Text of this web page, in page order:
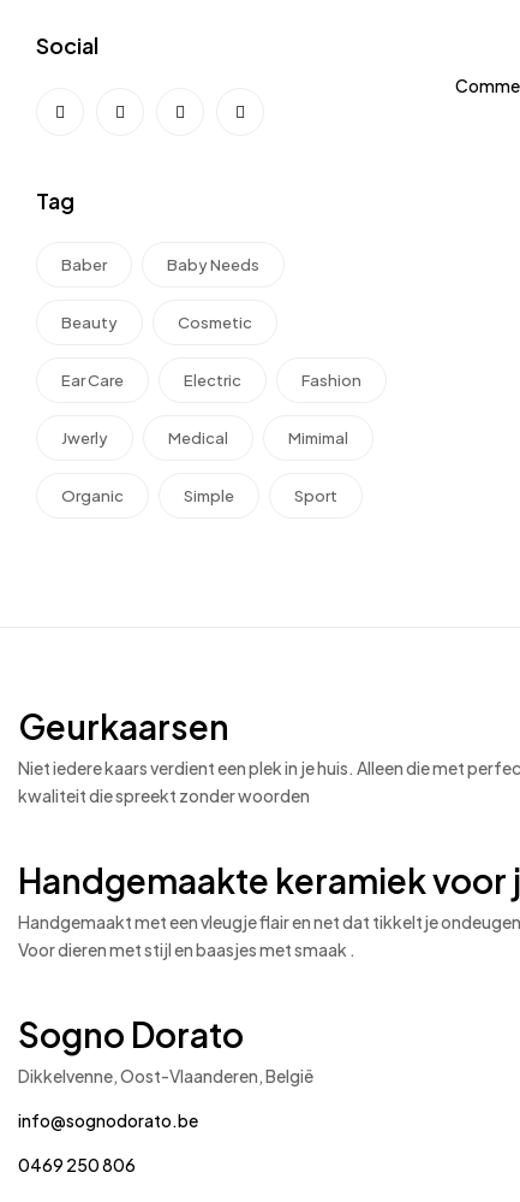
Social
Tag
Baber Baby Needs
Beauty Cosmetic
Ear Care Electric Fashion
Jwerly Medical Mimimal
Organic Simple Sport
Geurkaarsen
Niet iedere kaars verdient een plek in je huis. Alleen die met
kwaliteit die spreekt zonder woorden
Handgemaakte keramiek voor
Handgemaakt met een vleugje flair en net dat tikkeltje
Voor dieren met stijl en baasjes met smaak .
Sogno Dorato
Dikkelvenne, Oost-Vlaanderen, België
info@sognodorato.be
0469 250 806